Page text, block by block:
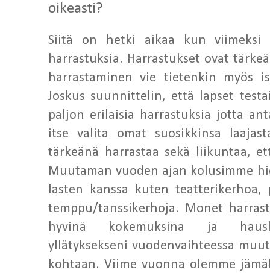
oikeasti?
Siitä on hetki aikaa kun viimeksi
harrastuksia. Harrastukset ovat
harrastaminen vie tietenkin myös
Joskus suunnittelin, että lapset
paljon erilaisia harrastuksia jotta
itse valita omat suosikkinsa
tärkeänä harrastaa sekä liikuntaa,
Muutaman vuoden ajan kolusimme
lasten kanssa kuten teatterikerhoa,
temppu/tanssikerhoja. Monet
hyvinä kokemuksina ja
yllätyksekseni vuodenvaihteessa
kohtaan. Viime vuonna olemme